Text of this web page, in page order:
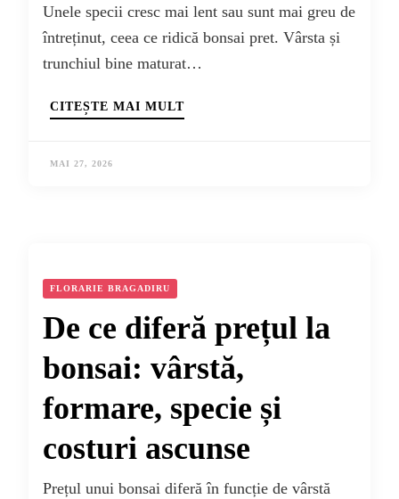
Unele specii cresc mai lent sau sunt mai greu de
întreținut, ceea ce ridică bonsai pret. Vârsta și
trunchiul bine maturat…
CITEȘTE MAI MULT
MAI 27, 2026
FLORARIE BRAGADIRU
De ce diferă prețul la
bonsai: vârstă,
formare, specie și
costuri ascunse
Prețul unui bonsai diferă în funcție de vârstă